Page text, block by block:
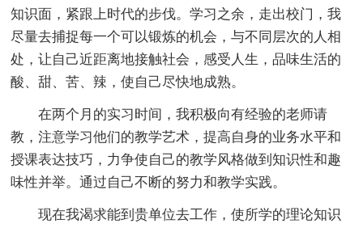
知识面，紧跟上时代的步伐。学习之余，走出校门，我
尽量去捕捉每一个可以锻炼的机会，与不同层次的人相
处，让自己近距离地接触社会，感受人生，品味生活的
酸、甜、苦、辣，使自己尽快地成熟。
在两个月的实习时间，我积极向有经验的老师请
教，注意学习他们的教学艺术，提高自身的业务水平和
授课表达技巧，力争使自己的教学风格做到知识性和趣
味性并举。通过自己不断的努力和教学实践。
现在我渴求能到贵单位去工作，使所学的理论知识